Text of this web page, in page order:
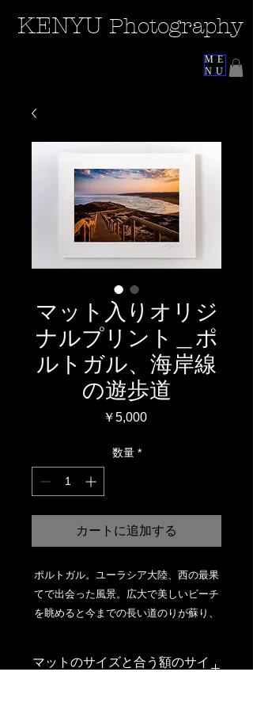
KENYU Photography
ME
NU
マット入りオリジ
ナルプリント＿ポ
ルトガル、海岸線
の遊歩道
￥5,000価
数量 *
カートに追加する
ポルトガル。ユーラシア大陸、西の最果
てで出会った風景。広大で美しいビーチ
を眺めると今までの長い道のりが蘇り、
マットのサイズと合う額のサイ